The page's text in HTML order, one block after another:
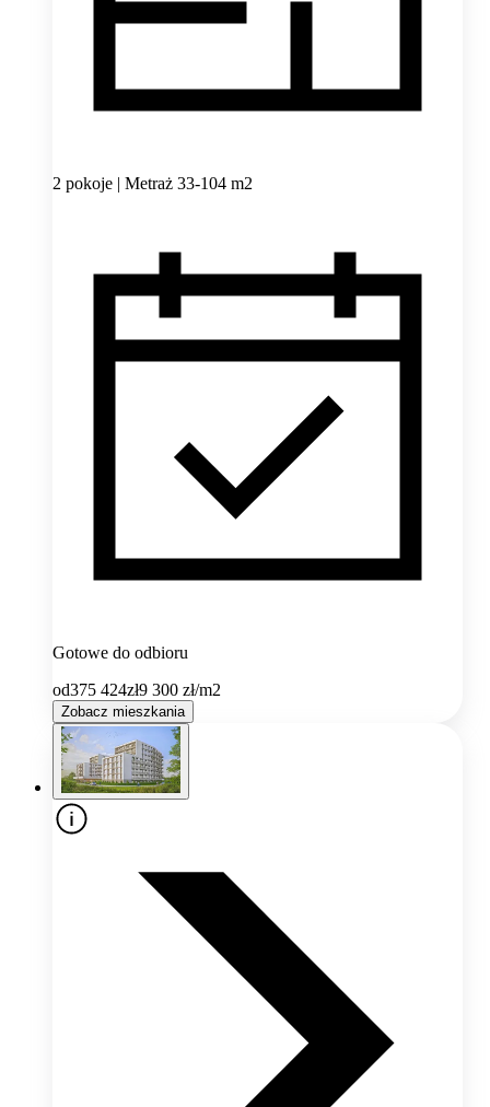
2 pokoje | Metraż 33-104 m2
Gotowe do odbioru
od375 424zł9 300 zł/m2
Zobacz mieszkania